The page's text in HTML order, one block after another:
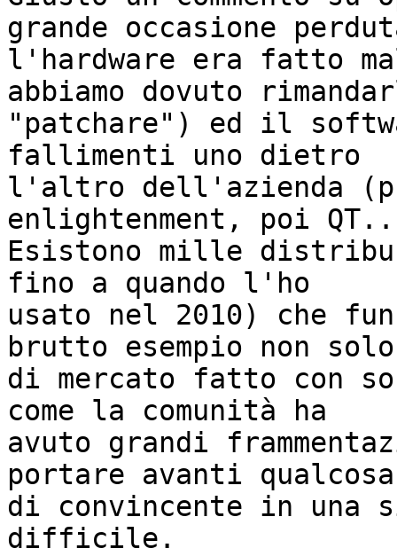
grande occasione
l'hardware era fatto
abbiamo dovuto
"patchare") ed il
fallimenti uno dietro
l'altro dell'azienda
enlightenment, poi
Esistono mille
fino a quando l'ho
usato nel 2010) che
brutto esempio non
di mercato fatto con
come la comunità ha
avuto grandi
portare avanti
di convincente in una
difficile.